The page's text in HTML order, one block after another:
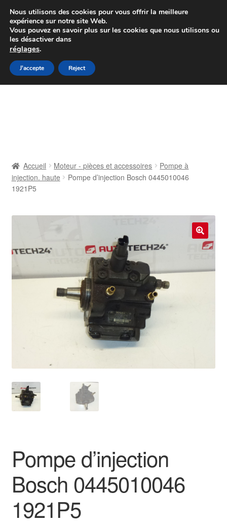
Colissimo livraison à partir de 7 EUR
Du lundi au vendredi de 9 h à 16 h
Aller
à
Aller
au
Contact
Livraison internationale
Politique de confidentialité
Procédure de Réclamation
Accueil Moteur - pièces et accessoires
Pompe à
injection. haute
Pompe d’injection Bosch 0445010046
1921P5
🔍
Pompe d’injection
Bosch 0445010046
1921P5
Nous utilisons des cookies pour vous offrir la meilleure
expérience sur notre site Web.
Vous pouvez en savoir plus sur les cookies que nous utilisons ou
les désactiver dans
réglages.
J'accepte Reject